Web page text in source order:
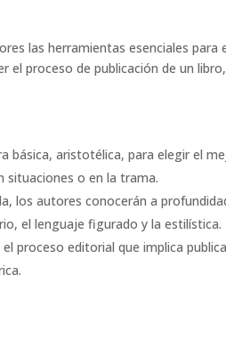
las herramientas esenciales para
el proceso de publicación de un
básica, aristotélica, para elegir el
situaciones o en la trama.
los autores conocerán a
el lenguaje figurado y la estilística.
proceso editorial que implica